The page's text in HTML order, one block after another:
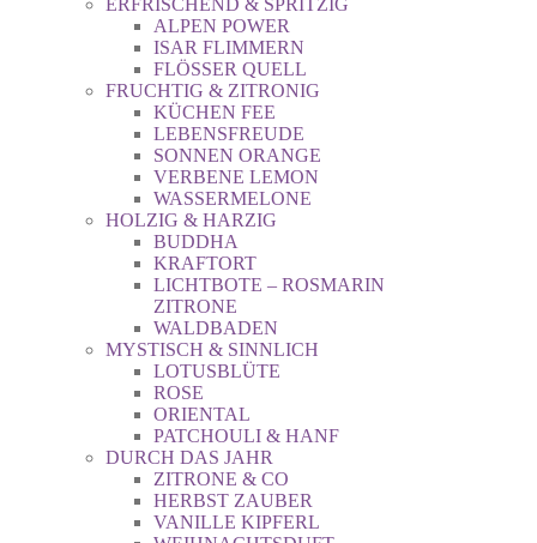
ERFRISCHEND & SPRITZIG
ALPEN POWER
ISAR FLIMMERN
FLÖSSER QUELL
FRUCHTIG & ZITRONIG
KÜCHEN FEE
LEBENSFREUDE
SONNEN ORANGE
VERBENE LEMON
WASSERMELONE
HOLZIG & HARZIG
BUDDHA
KRAFTORT
LICHTBOTE – ROSMARIN
ZITRONE
WALDBADEN
MYSTISCH & SINNLICH
LOTUSBLÜTE
ROSE
ORIENTAL
PATCHOULI & HANF
DURCH DAS JAHR
ZITRONE & CO
HERBST ZAUBER
VANILLE KIPFERL